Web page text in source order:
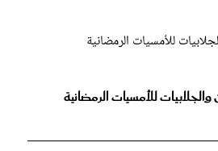
للأمسيات الرمضانية